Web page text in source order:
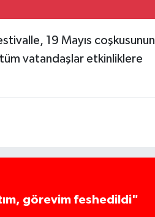
19 Mayıs coşkusunun
vatandaşlar etkinliklere
görevim feshedildi"